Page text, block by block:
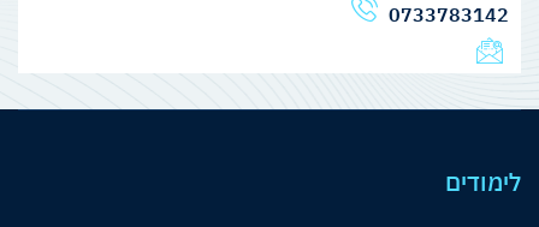
0733783142
לימודים